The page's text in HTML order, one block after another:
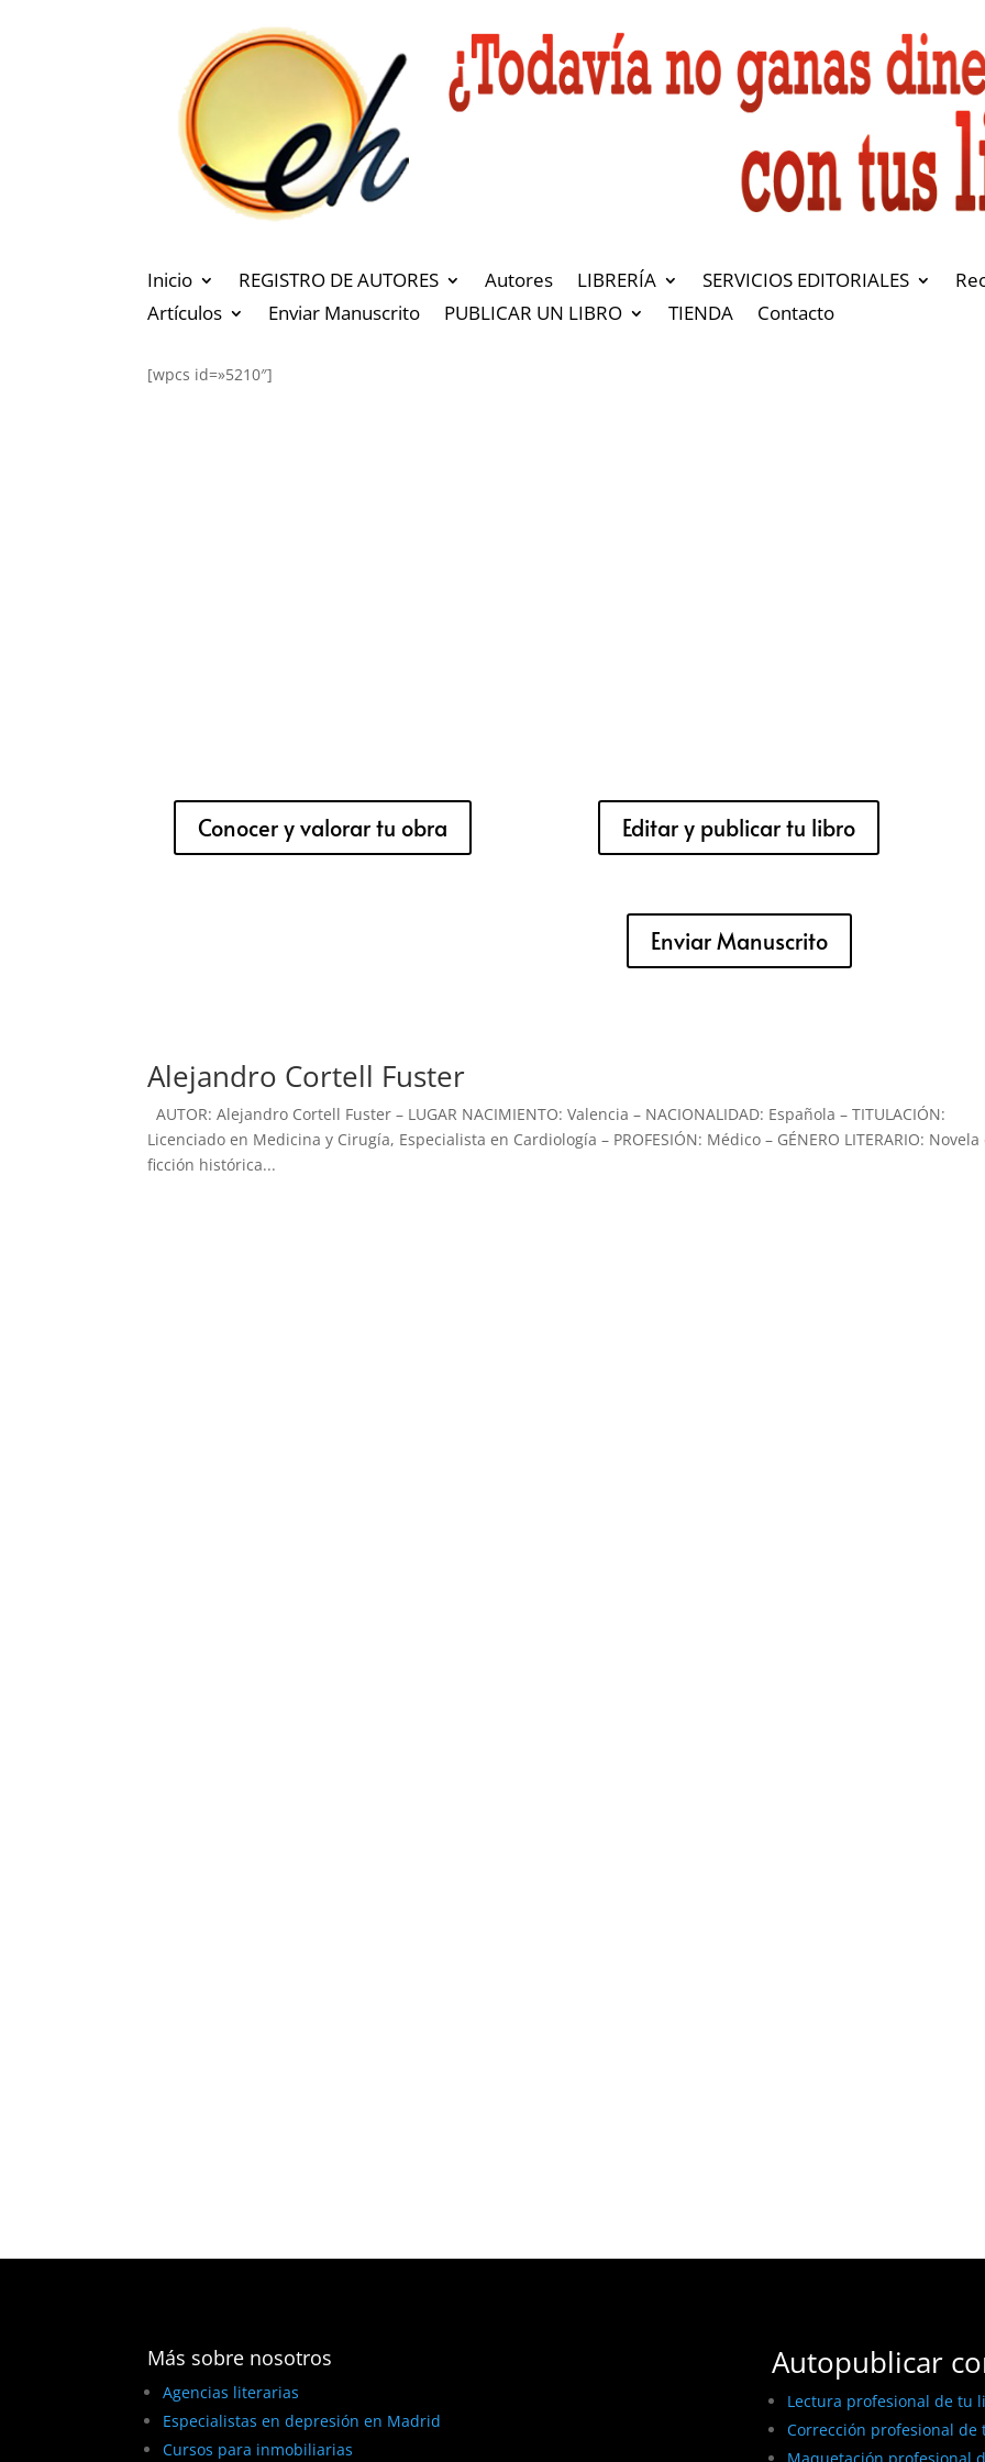
Inicio REGISTRO DE AUTORES Autores LIBRERÍA SERVICIOS EDITORIALES
Artículos
Enviar Manuscrito PUBLICAR UN LIBRO TIENDA Contacto
[wpcs id=»5210″]
Conocer y valorar tu obra Editar y publicar tu libro
Enviar Manuscrito
Alejandro Cortell Fuster
AUTOR: Alejandro Cortell Fuster – LUGAR NACIMIENTO: Valencia – NACIONALIDAD: Española – TITULACIÓN:
Licenciado en Medicina y Cirugía, Especialista en Cardiología – PROFESIÓN: Médico – GÉNERO LITERARIO: Novela
ficción histórica...
Más sobre nosotros
Agencias literarias
Especialistas en depresión en Madrid
Cursos para inmobiliarias
Autopublicar
Lectura profesional de tu
Corrección profesional de